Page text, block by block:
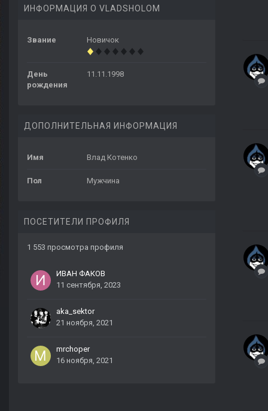
ИНФОРМАЦИЯ О VLADSHOLOM
Звание Новичок
День
рождения
11.11.1998
ДОПОЛНИТЕЛЬНАЯ ИНФОРМАЦИЯ
Имя Влад Котенко
Пол Мужчина
ПОСЕТИТЕЛИ ПРОФИЛЯ
1 553 просмотра профиля
ИВАН ФАКОВ
11 сентября, 2023
aka_sektor
21 ноября, 2021
mrchoper
16 ноября, 2021